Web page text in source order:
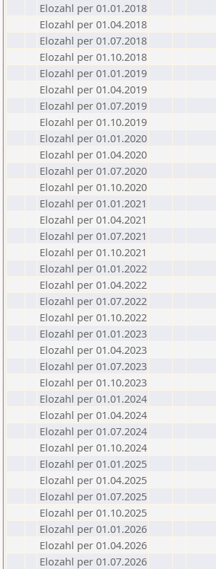
Elozahl per 01.01.2018
Elozahl per 01.04.2018
Elozahl per 01.07.2018
Elozahl per 01.10.2018
Elozahl per 01.01.2019
Elozahl per 01.04.2019
Elozahl per 01.07.2019
Elozahl per 01.10.2019
Elozahl per 01.01.2020
Elozahl per 01.04.2020
Elozahl per 01.07.2020
Elozahl per 01.10.2020
Elozahl per 01.01.2021
Elozahl per 01.04.2021
Elozahl per 01.07.2021
Elozahl per 01.10.2021
Elozahl per 01.01.2022
Elozahl per 01.04.2022
Elozahl per 01.07.2022
Elozahl per 01.10.2022
Elozahl per 01.01.2023
Elozahl per 01.04.2023
Elozahl per 01.07.2023
Elozahl per 01.10.2023
Elozahl per 01.01.2024
Elozahl per 01.04.2024
Elozahl per 01.07.2024
Elozahl per 01.10.2024
Elozahl per 01.01.2025
Elozahl per 01.04.2025
Elozahl per 01.07.2025
Elozahl per 01.10.2025
Elozahl per 01.01.2026
Elozahl per 01.04.2026
Elozahl per 01.07.2026